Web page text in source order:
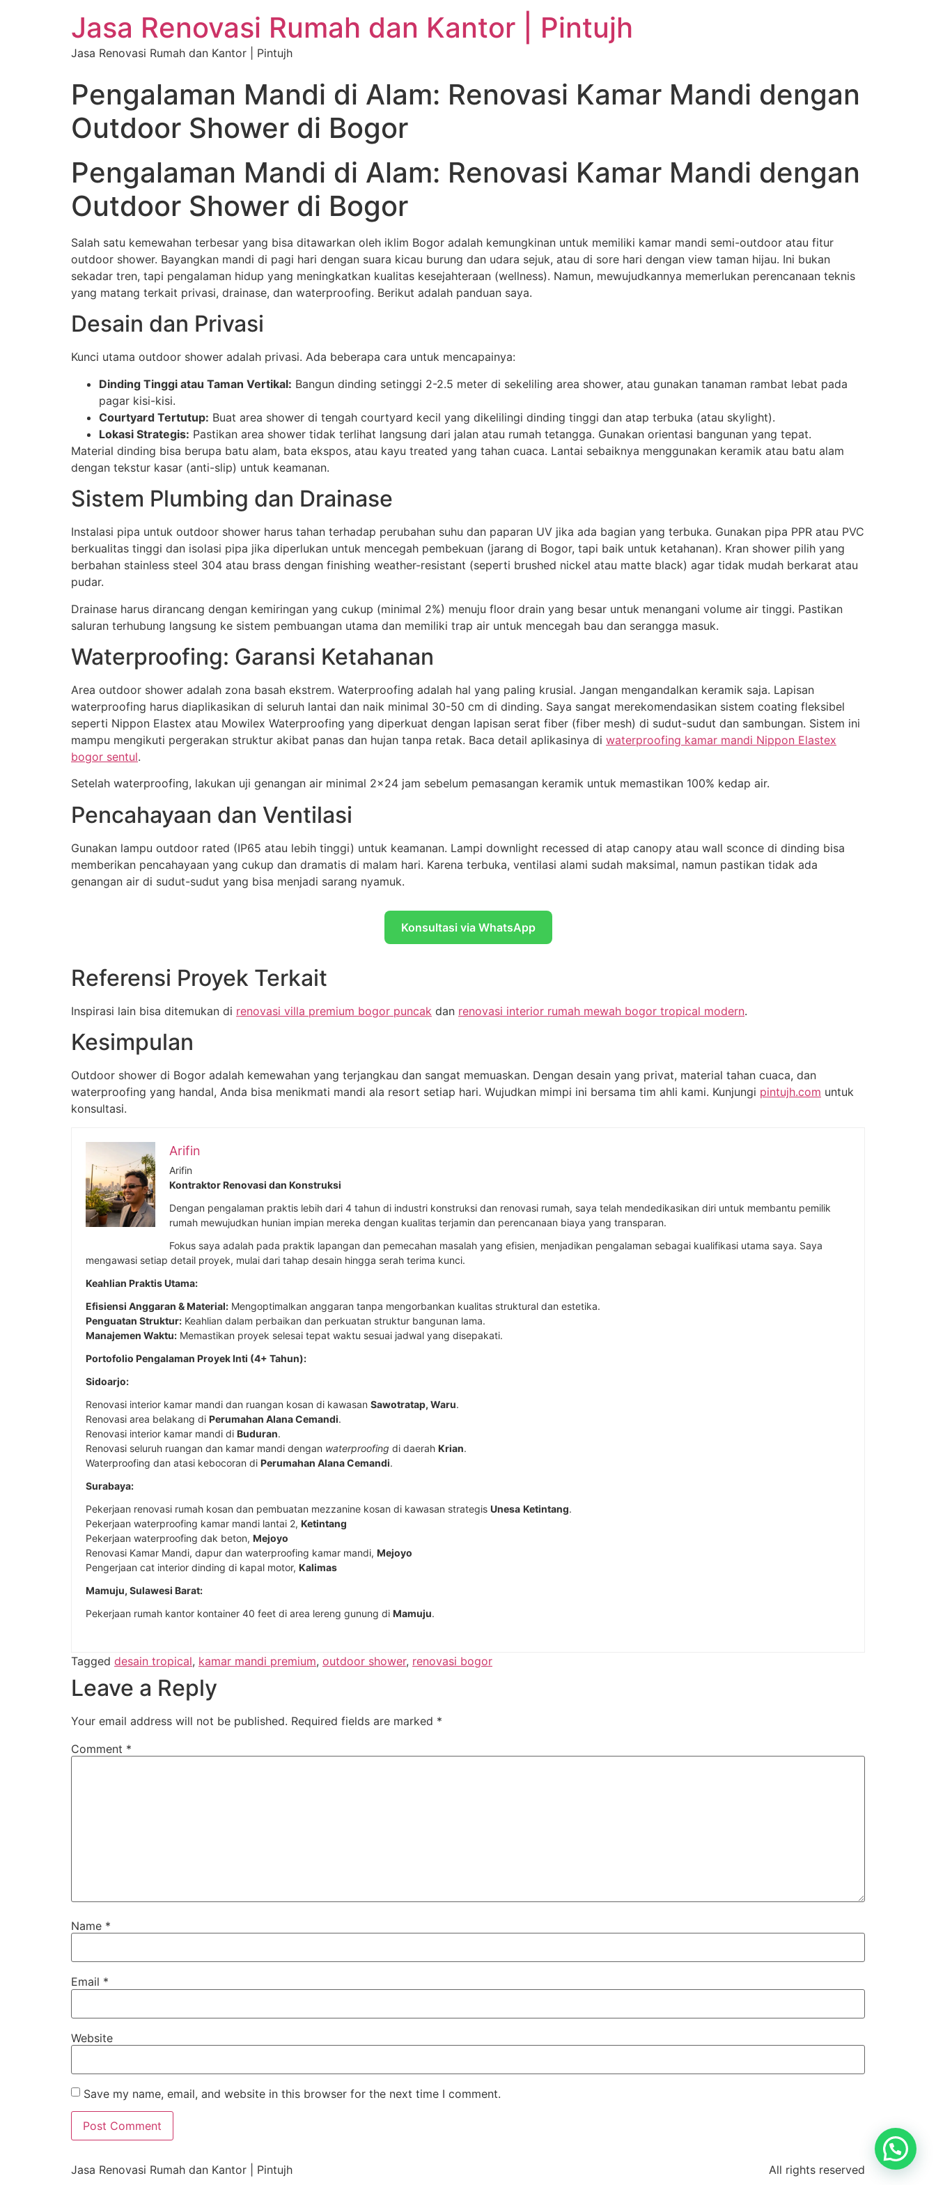
Jasa Renovasi Rumah dan Kantor | Pintujh
Jasa Renovasi Rumah dan Kantor | Pintujh
Pengalaman Mandi di Alam: Renovasi Kamar Mandi dengan
Outdoor Shower di Bogor
Pengalaman Mandi di Alam: Renovasi Kamar Mandi dengan
Outdoor Shower di Bogor
Salah satu kemewahan terbesar yang bisa ditawarkan oleh iklim Bogor adalah kemungkinan untuk memiliki kamar mandi semi-outdoor atau fitur
outdoor shower. Bayangkan mandi di pagi hari dengan suara kicau burung dan udara sejuk, atau di sore hari dengan view taman hijau. Ini bukan
sekadar tren, tapi pengalaman hidup yang meningkatkan kualitas kesejahteraan (wellness). Namun, mewujudkannya memerlukan perencanaan teknis
yang matang terkait privasi, drainase, dan waterproofing. Berikut adalah panduan saya.
Desain dan Privasi
Kunci utama outdoor shower adalah privasi. Ada beberapa cara untuk mencapainya:
Dinding Tinggi atau Taman Vertikal: Bangun dinding setinggi 2-2.5 meter di sekeliling area shower, atau gunakan tanaman rambat lebat pada
pagar kisi-kisi.
Courtyard Tertutup: Buat area shower di tengah courtyard kecil yang dikelilingi dinding tinggi dan atap terbuka (atau skylight).
Lokasi Strategis: Pastikan area shower tidak terlihat langsung dari jalan atau rumah tetangga. Gunakan orientasi bangunan yang tepat.
Material dinding bisa berupa batu alam, bata ekspos, atau kayu treated yang tahan cuaca. Lantai sebaiknya menggunakan keramik atau batu alam
dengan tekstur kasar (anti-slip) untuk keamanan.
Sistem Plumbing dan Drainase
Instalasi pipa untuk outdoor shower harus tahan terhadap perubahan suhu dan paparan UV jika ada bagian yang terbuka. Gunakan pipa PPR atau PVC
berkualitas tinggi dan isolasi pipa jika diperlukan untuk mencegah pembekuan (jarang di Bogor, tapi baik untuk ketahanan). Kran shower pilih yang
berbahan stainless steel 304 atau brass dengan finishing weather-resistant (seperti brushed nickel atau matte black) agar tidak mudah berkarat atau
pudar.
Drainase harus dirancang dengan kemiringan yang cukup (minimal 2%) menuju floor drain yang besar untuk menangani volume air tinggi. Pastikan
saluran terhubung langsung ke sistem pembuangan utama dan memiliki trap air untuk mencegah bau dan serangga masuk.
Waterproofing: Garansi Ketahanan
Area outdoor shower adalah zona basah ekstrem. Waterproofing adalah hal yang paling krusial. Jangan mengandalkan keramik saja. Lapisan
waterproofing harus diaplikasikan di seluruh lantai dan naik minimal 30-50 cm di dinding. Saya sangat merekomendasikan sistem coating fleksibel
seperti Nippon Elastex atau Mowilex Waterproofing yang diperkuat dengan lapisan serat fiber (fiber mesh) di sudut-sudut dan sambungan. Sistem ini
mampu mengikuti pergerakan struktur akibat panas dan hujan tanpa retak. Baca detail aplikasinya di waterproofing kamar mandi Nippon Elastex
bogor sentul.
Setelah waterproofing, lakukan uji genangan air minimal 2×24 jam sebelum pemasangan keramik untuk memastikan 100% kedap air.
Pencahayaan dan Ventilasi
Gunakan lampu outdoor rated (IP65 atau lebih tinggi) untuk keamanan. Lampi downlight recessed di atap canopy atau wall sconce di dinding bisa
memberikan pencahayaan yang cukup dan dramatis di malam hari. Karena terbuka, ventilasi alami sudah maksimal, namun pastikan tidak ada
genangan air di sudut-sudut yang bisa menjadi sarang nyamuk.
Konsultasi via WhatsApp
Referensi Proyek Terkait
Inspirasi lain bisa ditemukan di renovasi villa premium bogor puncak dan renovasi interior rumah mewah bogor tropical modern.
Kesimpulan
Outdoor shower di Bogor adalah kemewahan yang terjangkau dan sangat memuaskan. Dengan desain yang privat, material tahan cuaca, dan
waterproofing yang handal, Anda bisa menikmati mandi ala resort setiap hari. Wujudkan mimpi ini bersama tim ahli kami. Kunjungi pintujh.com untuk
konsultasi.
Arifin
Arifin
Kontraktor Renovasi dan Konstruksi
Dengan pengalaman praktis lebih dari 4 tahun di industri konstruksi dan renovasi rumah, saya telah mendedikasikan diri untuk membantu pemilik
rumah mewujudkan hunian impian mereka dengan kualitas terjamin dan perencanaan biaya yang transparan.
Fokus saya adalah pada praktik lapangan dan pemecahan masalah yang efisien, menjadikan pengalaman sebagai kualifikasi utama saya. Saya
mengawasi setiap detail proyek, mulai dari tahap desain hingga serah terima kunci.
Keahlian Praktis Utama:
Efisiensi Anggaran & Material: Mengoptimalkan anggaran tanpa mengorbankan kualitas struktural dan estetika.
Penguatan Struktur: Keahlian dalam perbaikan dan perkuatan struktur bangunan lama.
Manajemen Waktu: Memastikan proyek selesai tepat waktu sesuai jadwal yang disepakati.
Portofolio Pengalaman Proyek Inti (4+ Tahun):
Sidoarjo:
Renovasi interior kamar mandi dan ruangan kosan di kawasan Sawotratap, Waru.
Renovasi area belakang di Perumahan Alana Cemandi.
Renovasi interior kamar mandi di Buduran.
Renovasi seluruh ruangan dan kamar mandi dengan waterproofing di daerah Krian.
Waterproofing dan atasi kebocoran di Perumahan Alana Cemandi.
Surabaya:
Pekerjaan renovasi rumah kosan dan pembuatan mezzanine kosan di kawasan strategis Unesa Ketintang.
Pekerjaan waterproofing kamar mandi lantai 2, Ketintang
Pekerjaan waterproofing dak beton, Mejoyo
Renovasi Kamar Mandi, dapur dan waterproofing kamar mandi, Mejoyo
Pengerjaan cat interior dinding di kapal motor, Kalimas
Mamuju, Sulawesi Barat:
Pekerjaan rumah kantor kontainer 40 feet di area lereng gunung di Mamuju.
Tagged desain tropical, kamar mandi premium, outdoor shower, renovasi bogor
Leave a Reply
Your email address will not be published. Required fields are marked *
Comment *
Name *
Email *
Website
Save my name, email, and website in this browser for the next time I comment.
Jasa Renovasi Rumah dan Kantor | Pintujh All rights reserved